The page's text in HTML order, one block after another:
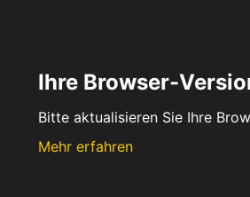
Ihre Browser-
Bitte aktualisieren Sie Ihre
Mehr erfahren